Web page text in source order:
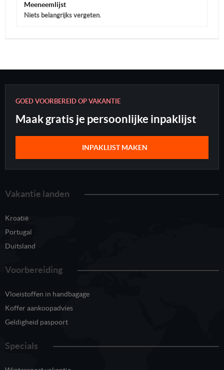
Meeneemlijst
Niets belangrijks vergeten.
GOED VOORBEREID OP VAKANTIE
Maak gratis je persoonlijke inpaklijst
INPAKLIJST MAKEN
Vakantie landen
Kroatië
Portugal
Duitsland
Voorbereiding
Vloeistoffen in handbagage
Koffer aankoopadvies
Geldigheid paspoort
Specials